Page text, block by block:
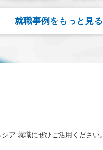
就職事例をもっと見る
ア 就職にぜひご活用ください。